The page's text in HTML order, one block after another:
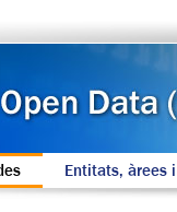
Entitats, àrees